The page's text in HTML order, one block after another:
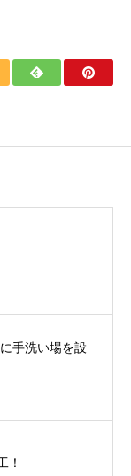
手洗い場を設
！